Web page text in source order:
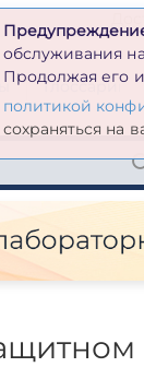
обслуживания
Продолжая его
политикой
сохраняться на
Глоссарий